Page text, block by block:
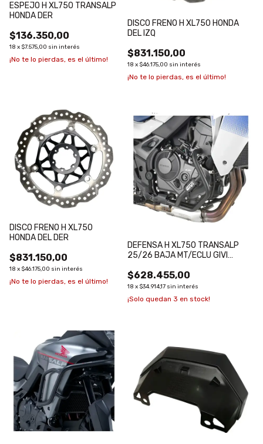
ESPEJO H XL750 TRANSALP
HONDA DER
$136.350,00
18 x $7.575,00 sin interés
¡No te lo pierdas, es el último!
DISCO FRENO H XL750 HONDA
DEL IZQ
$831.150,00
18 x $46.175,00 sin interés
¡No te lo pierdas, es el último!
DISCO FRENO H XL750
HONDA DEL DER
$831.150,00
18 x $46.175,00 sin interés
¡No te lo pierdas, es el último!
DEFENSA H XL750 TRANSALP
25/26 BAJA MT/ECLU GIVI
$628.455,00
18 x $34.914,17 sin interés
¡Solo quedan 3 en stock!